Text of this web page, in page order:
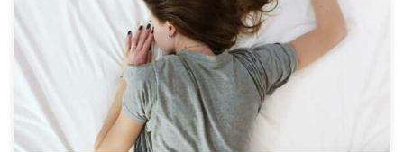
z powodu zmian w procesach neurologicznych. Ci, którzy często
czują się zestresowani, doświadczają spadku produkcji
endokannabinoidów, co bezpośrednio wiąże się z emocjami,
funkcjami poznawczymi oraz zachowaniem. Co ciekawe, gdy
dodatkowe kannabinoidy […]